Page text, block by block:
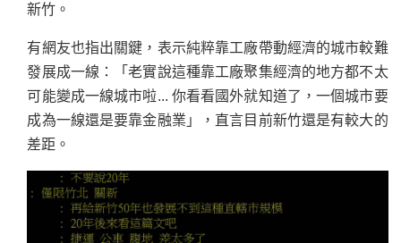
新竹。
有網友也指出關鍵，表示純粹靠工廠帶動經濟的城市較難
發展成一線：「老實說這種靠工廠聚集經濟的地方都不太
可能變成一線城市啦... 你看看國外就知道了，一個城市要
成為一線還是要靠金融業」，直言目前新竹還是有較大的
差距。